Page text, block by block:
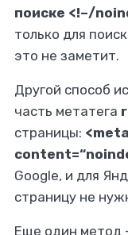
поиске <!–/
только для
это не заметит.
Другой способ
часть метатега
страницы:
Google, и для
страницу не
Еще один метод